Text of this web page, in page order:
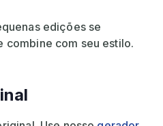
edições se
combine com seu estilo.